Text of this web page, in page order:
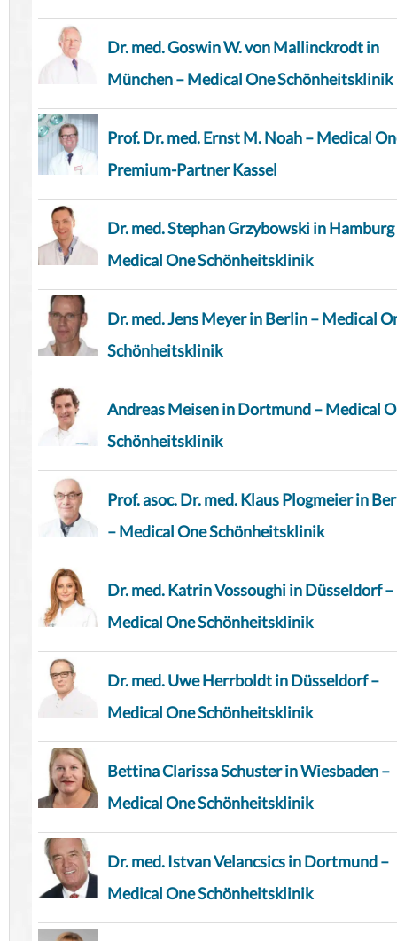
Dr. med. Goswin W. von Mallinckrodt in
München – Medical One Schönheitsklinik
Prof. Dr. med. Ernst M. Noah – Medical
Premium-Partner Kassel
Dr. med. Stephan Grzybowski in Hamburg
Medical One Schönheitsklinik
Dr. med. Jens Meyer in Berlin – Medical
Schönheitsklinik
Andreas Meisen in Dortmund – Medical
Schönheitsklinik
Prof. asoc. Dr. med. Klaus Plogmeier in
– Medical One Schönheitsklinik
Dr. med. Katrin Vossoughi in Düsseldorf –
Medical One Schönheitsklinik
Dr. med. Uwe Herrboldt in Düsseldorf –
Medical One Schönheitsklinik
Bettina Clarissa Schuster in Wiesbaden –
Medical One Schönheitsklinik
Dr. med. Istvan Velancsics in Dortmund –
Medical One Schönheitsklinik